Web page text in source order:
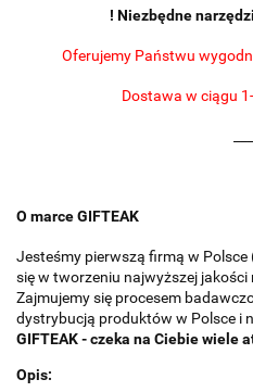
! Niezbędne
Oferujemy Państwu
Dostawa w ciągu
O marce GIFTEAK
Jesteśmy pierwszą firmą w Polsce
się w tworzeniu najwyższej
Zajmujemy się procesem
dystrybucją produktów w Polsce i
GIFTEAK - czeka na Ciebie wiele
Opis: